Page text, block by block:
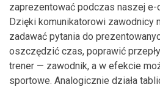
zaprezentować podczas naszej e-
Dzięki komunikatorowi zawodnicy
zadawać pytania do
oszczędzić czas, poprawić
trener — zawodnik, a w efekcie
sportowe. Analogicznie działa